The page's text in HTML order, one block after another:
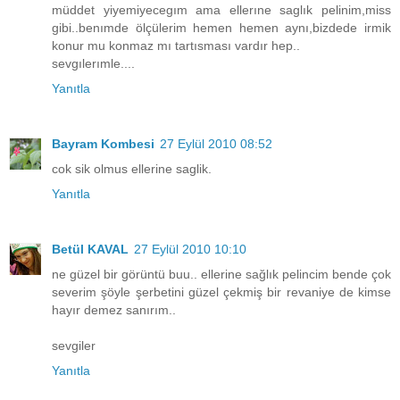
müddet yiyemiyecegım ama ellerıne saglık pelinim,miss
gibi..benımde ölçülerim hemen hemen aynı,bizdede irmik
konur mu konmaz mı tartısması vardır hep..
sevgılerımle....
Yanıtla
Bayram Kombesi 27 Eylül 2010 08:52
cok sik olmus ellerine saglik.
Yanıtla
Betül KAVAL 27 Eylül 2010 10:10
ne güzel bir görüntü buu.. ellerine sağlık pelincim bende çok
severim şöyle şerbetini güzel çekmiş bir revaniye de kimse
hayır demez sanırım..
sevgiler
Yanıtla